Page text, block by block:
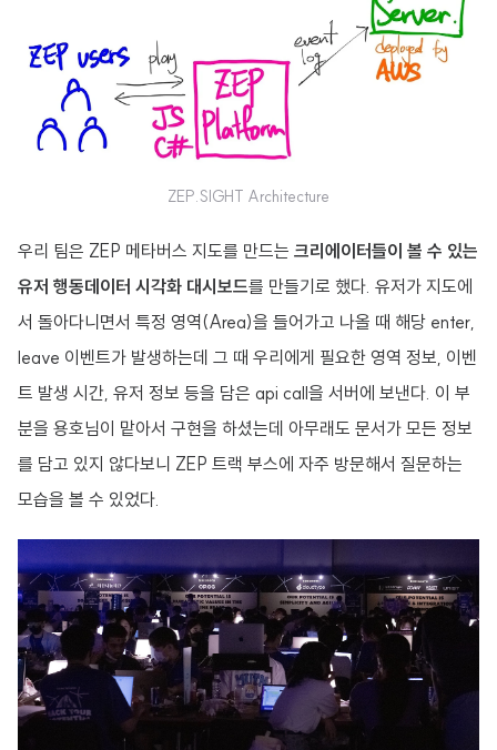
ZEP.SIGHT Architecture
우리 팀은 ZEP 메타버스 지도를 만드는 크리에이터들이 볼 수 있는
유저 행동데이터 시각화 대시보드를 만들기로 했다. 유저가 지도에
서 돌아다니면서 특정 영역(Area)을 들어가고 나올 때 해당 enter,
leave 이벤트가 발생하는데 그 때 우리에게 필요한 영역 정보, 이벤
트 발생 시간, 유저 정보 등을 담은 api call을 서버에 보낸다. 이 부
분을 용호님이 맡아서 구현을 하셨는데 아무래도 문서가 모든 정보
를 담고 있지 않다보니 ZEP 트랙 부스에 자주 방문해서 질문하는
모습을 볼 수 있었다.